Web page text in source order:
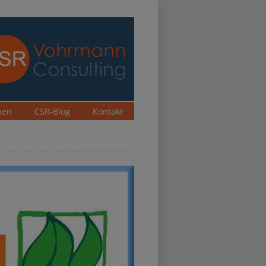
CSR-Blog Kontakt